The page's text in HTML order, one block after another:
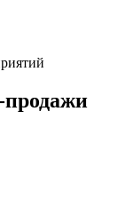
продажи